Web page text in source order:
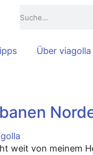
Über viagolla
weit von meinem